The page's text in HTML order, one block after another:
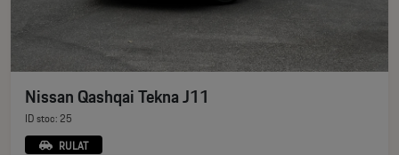
Nissan Qashqai Tekna J11
ID stoc: 25
RULAT